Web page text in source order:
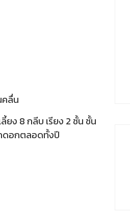
คลื่น
ยง 8 กลีบ เรียง 2 ชั้น ชั้น
ดอกตลอดทั้งปี